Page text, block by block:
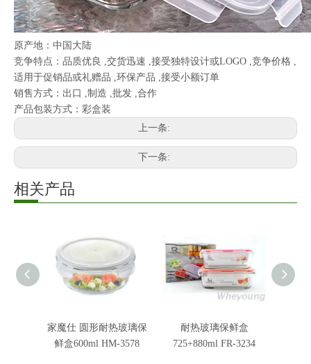
原产地：中国大陆
竞争特点：品质优良 ,交货迅速 ,接受独特设计或LOGO ,竞争价格 ,
适用于促销品或礼赠品 ,环保产品 ,接受小额订单
销售方式：出口 ,制造 ,批发 ,合作
产品包装方式：彩盒装
上一条:
下一条:
相关产品
家魔仕 圆形耐热玻璃保
鲜盒600ml HM-3578
耐热玻璃保鲜盒
725+880ml FR-3234